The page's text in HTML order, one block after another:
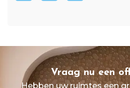
Vraag nu een
Hebben uw ruimtes een